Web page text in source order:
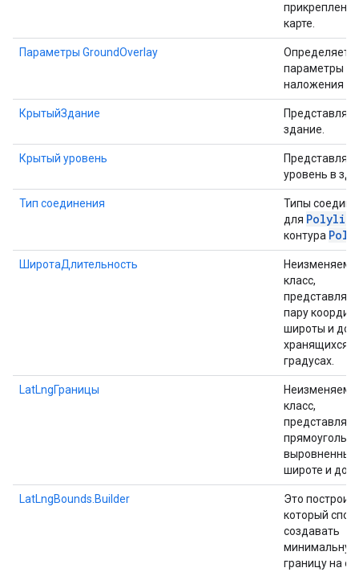
карте.
Параметры GroundOverlay
Определяет
параметры
наложения
КрытыйЗдание
Представляет
здание.
Крытый уровень
Представляет
уровень в
Тип соединения
Типы
для Polyline
контура
ШиротаДлительность
класс,
пару
широты и
хранящихся в
градусах.
LatLngГраницы
класс,
выровненный
широте и
LatLngBounds.Builder
Это
который
создавать
минимальную
границу на